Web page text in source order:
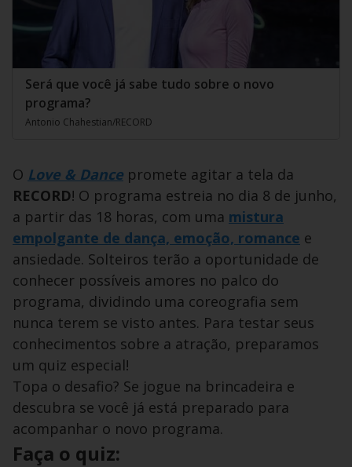
Será que você já sabe tudo sobre o novo
programa?
Antonio Chahestian/RECORD
O Love & Dance promete agitar a tela da
RECORD! O programa estreia no dia 8 de junho,
a partir das 18 horas, com uma mistura
empolgante de dança, emoção, romance e
ansiedade. Solteiros terão a oportunidade de
conhecer possíveis amores no palco do
programa, dividindo uma coreografia sem
nunca terem se visto antes. Para testar seus
conhecimentos sobre a atração, preparamos
um quiz especial!
Topa o desafio? Se jogue na brincadeira e
descubra se você já está preparado para
acompanhar o novo programa.
Faça o quiz: